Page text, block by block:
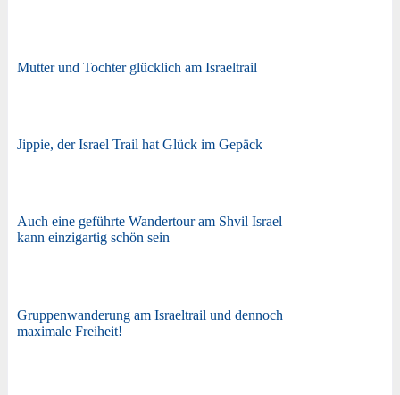
Mutter und Tochter glücklich am Israeltrail
Jippie, der Israel Trail hat Glück im Gepäck
Auch eine geführte Wandertour am Shvil Israel
kann einzigartig schön sein
Gruppenwanderung am Israeltrail und dennoch
maximale Freiheit!